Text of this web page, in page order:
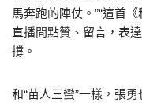
馬奔跑的陣仗。”“這首
直播間點贊、留言，表
撐。
和“苗人三蠻”一樣，張